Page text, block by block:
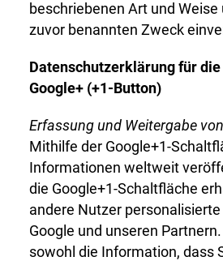
beschriebenen Art und Weise
zuvor benannten Zweck
Datenschutzerklärung für
Google+ (+1-Button)
Erfassung und Weitergabe
Mithilfe der Google+1-
Informationen weltweit
die Google+1-Schaltfläche
andere Nutzer
Google und unseren
sowohl die Information, dass